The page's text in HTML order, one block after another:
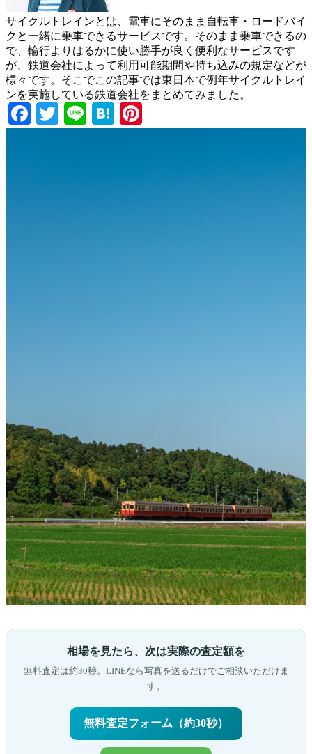
サイクルトレインとは、電車にそのまま自転車・ロードバイ
クと一緒に乗車できるサービスです。そのまま乗車できるの
で、輪行よりはるかに使い勝手が良く便利なサービスです
が、鉄道会社によって利用可能期間や持ち込みの規定などが
様々です。そこでこの記事では東日本で例年サイクルトレイ
ンを実施している鉄道会社をまとめてみました。
Facebook
Twitter
LineHatena
相場を見たら、次は実際の査定額を
無料査定は約30秒。LINEなら写真を送るだけでご相談いただけま
す。
無料査定フォーム（約30秒）